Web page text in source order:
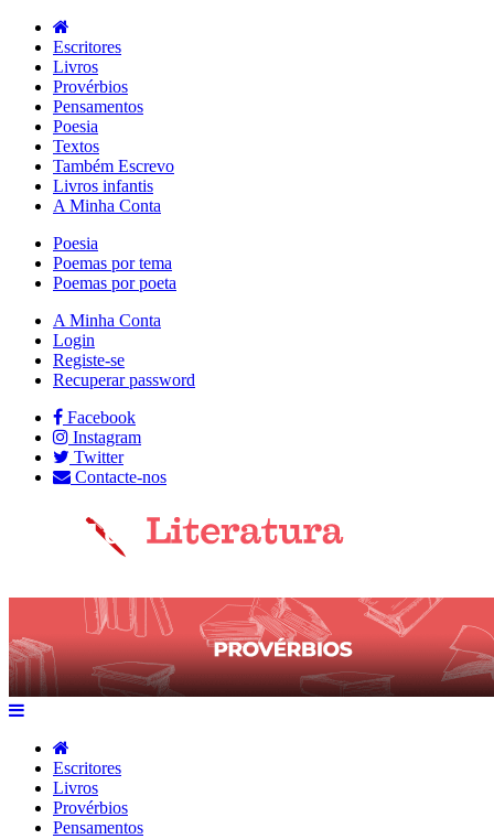
Escritores
Livros
Provérbios
Pensamentos
Poesia
Textos
Também Escrevo
Livros infantis
A Minha Conta
Poesia
Poemas por tema
Poemas por poeta
A Minha Conta
Login
Registe-se
Recuperar password
Facebook
Instagram
Twitter
Contacte-nos
Escritores
Livros
Provérbios
Pensamentos